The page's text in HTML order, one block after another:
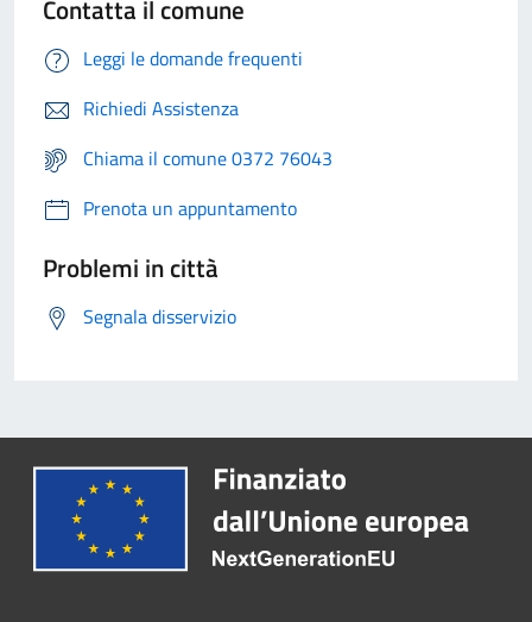
Contatta il comune
Leggi le domande frequenti
Richiedi Assistenza
Chiama il comune 0372 76043
Prenota un appuntamento
Problemi in città
Segnala disservizio